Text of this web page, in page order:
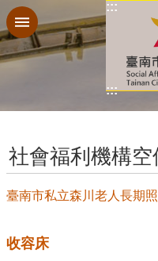
跳到主要內容區塊
:::
:::
社會福利機構空
臺南市私立森川老人長期
收容床